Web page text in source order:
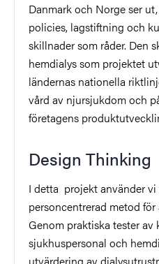
Danmark och Norge ser
policies, lagstiftning och
skillnader som råder. Den
hemdialys som projektet
ländernas nationella
vård av njursjukdom och
företagens
Design Thinking
I detta projekt använder
personcentrerad metod
Genom praktiska tester
sjukhuspersonal och